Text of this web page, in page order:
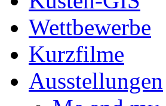
Wettbewerbe
Kurzfilme
Ausstellungen